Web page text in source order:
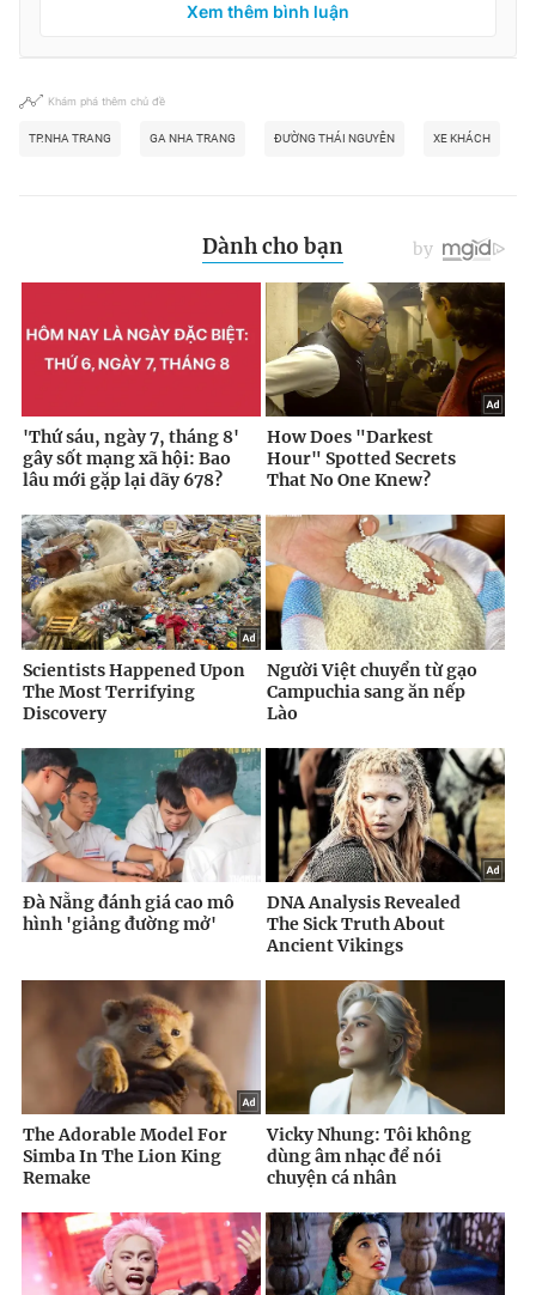
Xem thêm bình luận
Khám phá thêm chủ đề
TP.NHA TRANG GA NHA TRANG ĐƯỜNG THÁI NGUYÊN XE KHÁCH